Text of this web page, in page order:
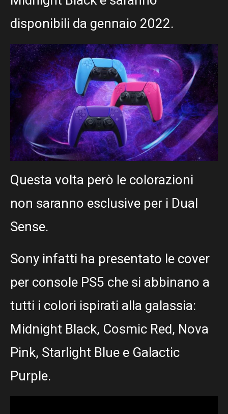
disponibili da gennaio 2022.
Questa volta però le colorazioni
non saranno esclusive per i Dual
Sense.
Sony infatti ha presentato le cover
per console PS5 che si abbinano a
tutti i colori ispirati alla galassia:
Midnight Black, Cosmic Red, Nova
Pink, Starlight Blue e Galactic
Purple.